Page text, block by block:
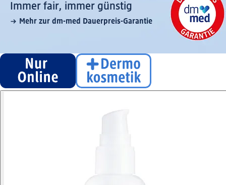
Immer fair,­ immer günstig
Mehr zur dm-med Dauerpreis-Garantie